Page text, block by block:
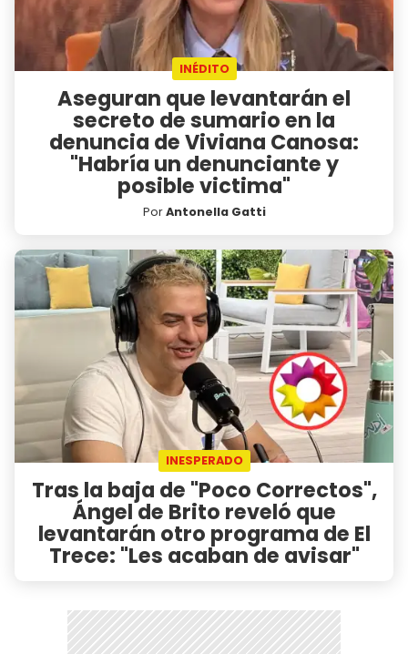
INÉDITO
Aseguran que levantarán el
secreto de sumario en la
denuncia de Viviana Canosa:
"Habría un denunciante y
posible victima"
PorAntonella Gatti
INESPERADO
Tras la baja de "Poco Correctos",
Ángel de Brito reveló que
levantarán otro programa de El
Trece: "Les acaban de avisar"